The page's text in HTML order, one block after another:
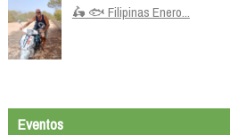
🛵 🐟 Filipinas Enero...
Eventos